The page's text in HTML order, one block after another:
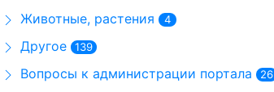
Животные, растения 4
Другое 139
Вопросы к администрации портала 26